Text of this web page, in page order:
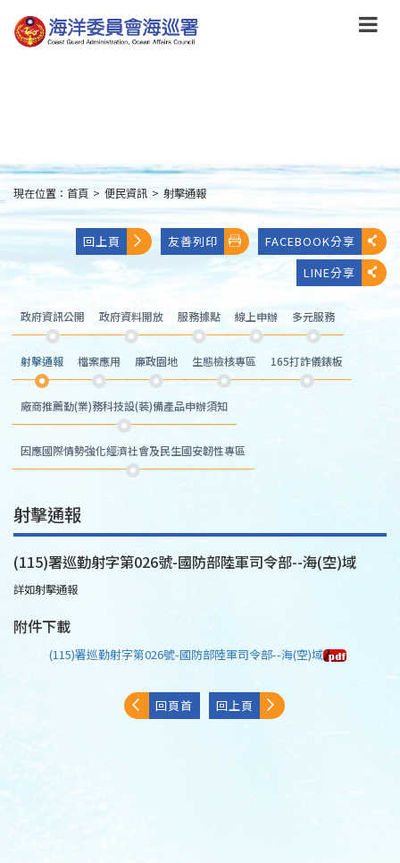
到
主
:::
現在位置： 首頁 > 便民資訊 > 射擊通報
回上頁 友善列印
FACEBOOK分享
LINE分享
政府資訊公開 政府資料開放 服務據點 線上申辦 多元服務
射擊通報 檔案應用 廉政園地 生態檢核專區 165打詐儀錶板
廠商推薦勤(業)務科技設(裝)備產品申辦須知
因應國際情勢強化經濟社會及民生國安韌性專區
射擊通報
(115)署巡勤射字第026號-國防部陸軍司令部--海(空)域
詳如射擊通報
附件下載
(115)署巡勤射字第026號-國防部陸軍司令部--海(空)域
回頁首 回上頁